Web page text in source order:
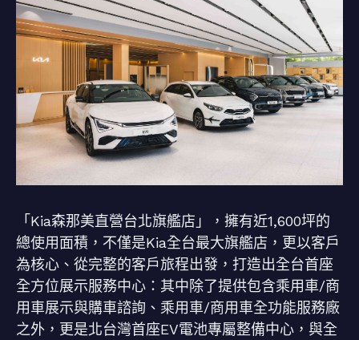
「Kia森那美直營台北旗艦店」，擁有近1,600坪的
總使用面積，不僅是Kia全台最大旗艦店，更以客戶
為核心、從完整的客戶旅程出發，打造出全台首座
全方位展示服務中心：其中除了提供包含乘用車/商
用車展示與購車諮詢、乘用車/商用車全功能服務廠
之外，更是北台灣首座EV電池專屬整備中心，與全